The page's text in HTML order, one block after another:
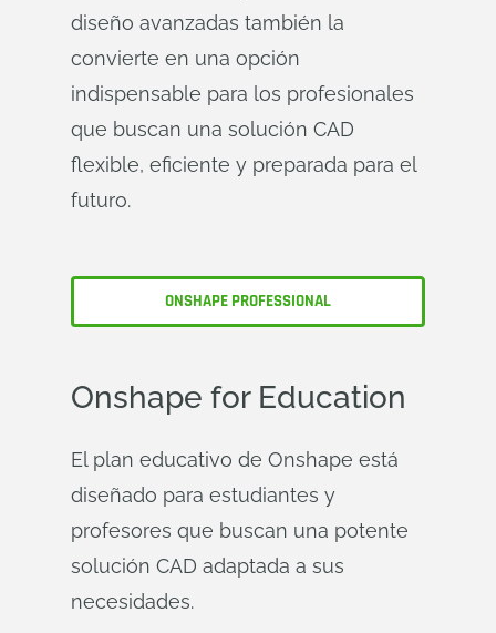
diseño avanzadas también la
convierte en una opción
indispensable para los profesionales
que buscan una solución CAD
flexible, eficiente y preparada para el
futuro.
ONSHAPE PROFESSIONAL
Onshape for Education
El plan educativo de Onshape está
diseñado para estudiantes y
profesores que buscan una potente
solución CAD adaptada a sus
necesidades.